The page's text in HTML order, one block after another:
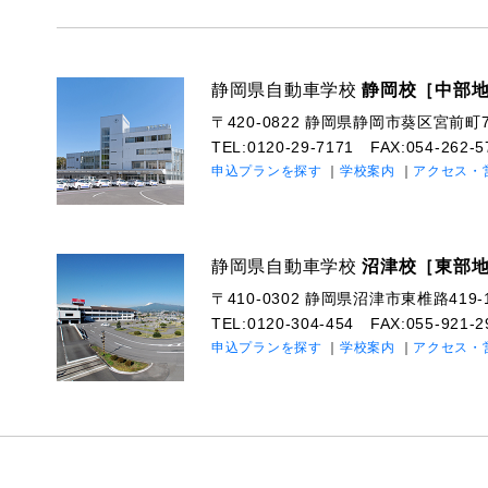
静岡県自動車学校静岡校［中部
〒420-0822 静岡県静岡市葵区宮前町
TEL:0120-29-7171 FAX:054-262-
申込プランを探す 学校案内 アクセス・
静岡県自動車学校沼津校［東部
〒410-0302 静岡県沼津市東椎路419-
TEL:0120-304-454 FAX:055-921-
申込プランを探す 学校案内 アクセス・